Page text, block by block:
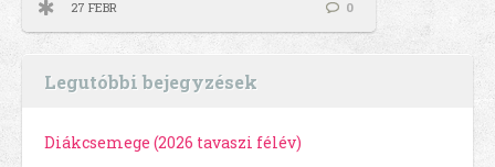
27 FEBR 0
Legutóbbi bejegyzések
Diákcsemege (2026 tavaszi félév)